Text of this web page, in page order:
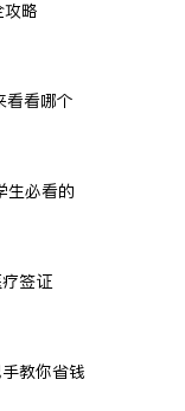
略
看看哪个
生必看的
签证
教你省钱